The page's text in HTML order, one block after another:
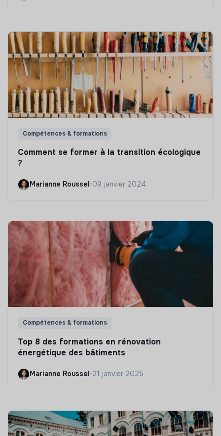
Compétences & formations
Comment se former à la transition écologique
?
Marianne Roussel •09 janvier 2024
Compétences & formations
Top 8 des formations en rénovation
énergétique des bâtiments
Marianne Roussel•21 janvier 2025